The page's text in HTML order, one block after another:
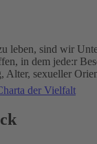
leben, sind wir
in dem jede:r
sexueller
der Vielfalt